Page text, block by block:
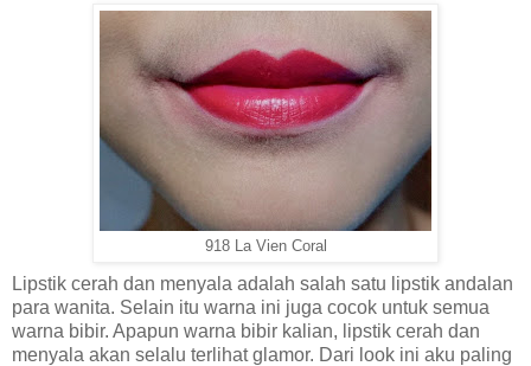
91 8La Vien Coral
Lipstik cerah dan menyala adalah salah satu lipstik andalan
para wanita. Selain itu warna ini juga cocok untuk semua
warna bibir. Apapun warna bibir kalian, lipstik cerah dan
menyala akan selalu terlihat glamor. Dari look ini aku paling